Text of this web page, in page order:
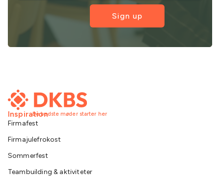
Sign up
De bedste møder starter her
Inspiration
Firmafest
Firmajulefrokost
Sommerfest
Teambuilding & aktiviteter